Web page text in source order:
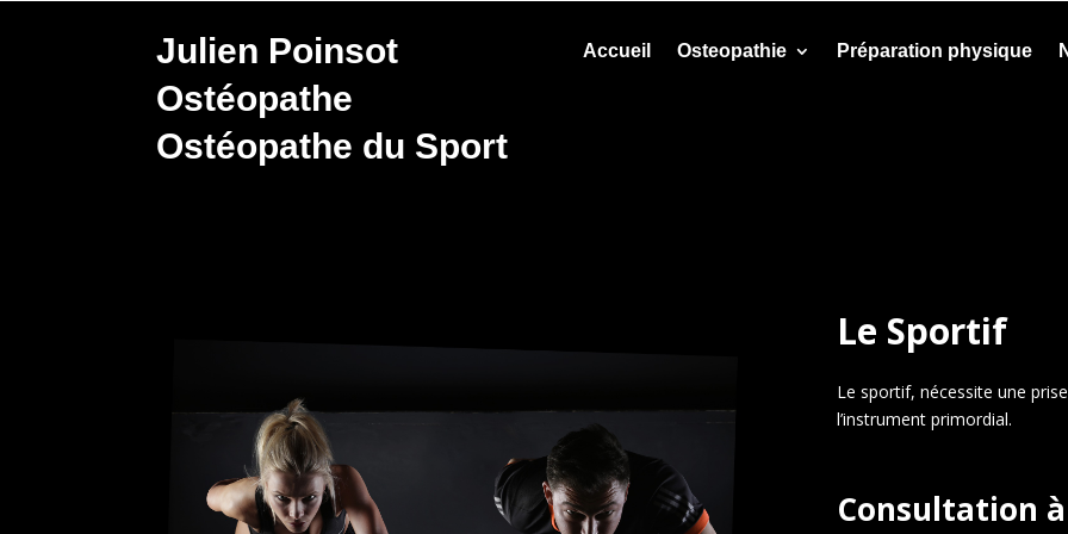
Julien Poinsot
Ostéopathe
Ostéopathe du Sport
Accueil Osteopathie Préparation physique
Le Sportif
Le sportif, nécessite une
l’instrument primordial.
Consultation